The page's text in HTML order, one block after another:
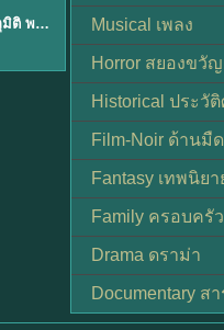
EP.1วีรบุรุษไร้พรมแดน พิชิตแผ่นดิน วิศวกรทะลุมิติ พลิกแผ่นดิน Musical เพลง
Horror สยองขวัญ
Historical ประวั
Film-Noir ด้านมื
Fantasy เทพนิยา
Family ครอบครัว
Drama ดราม่า
Documentary ส